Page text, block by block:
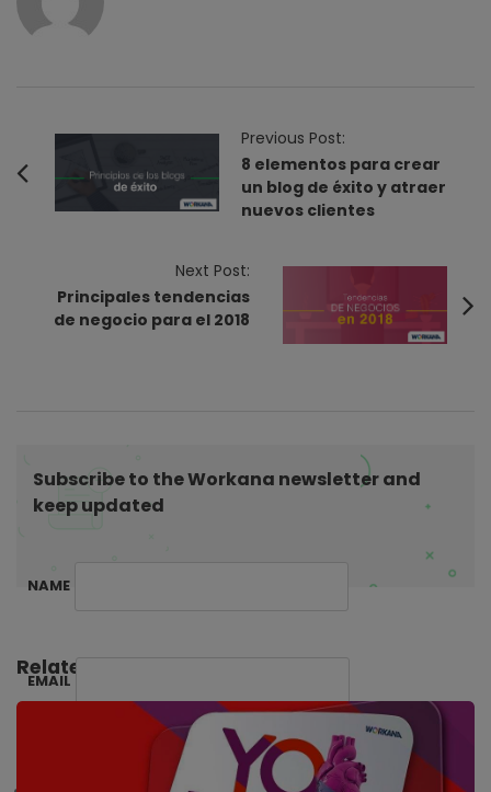
Previous Post:
8 elementos para crear
un blog de éxito y atraer
nuevos clientes
Next Post:
Principales tendencias
de negocio para el 2018
Subscribe to the Workana newsletter and
keep updated
NAME
EMAIL
Related Posts: